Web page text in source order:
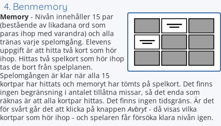
4. Benmemory
Memory - Nivån innehåller 15 par
(bestående av likadana ord som
paras ihop med varandra) och alla
tränas varje spelomgång. Elevens
uppgift är att hitta två kort som hör
ihop. Hittas två spelkort som hör ihop
tas de bort från spelplanen.
Spelomgången är klar när alla 15
kortpar har hittats och memoryt har tömts på spelkort. Det finns
ingen begränsning i antalet tillåtna missar, så det enda som
räknas är att alla kortpar hittas. Det finns ingen tidsgräns. Är det
för svårt går det att klicka på knappenAvbryt - då visas vilka
kortpar som hör ihop - och spelaren får försöka klara nivån igen.